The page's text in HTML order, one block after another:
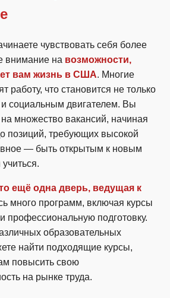
чувствовать себя более
внимание на возможности,
вам жизнь в США. Многие
работу, что становится не только
социальным двигателем. Вы
множество вакансий, начиная
позиций, требующих высокой
— быть открытым к новым
ещё одна дверь, ведущая к
много программ, включая курсы
профессиональную подготовку.
образовательных
найти подходящие курсы,
повысить свою
на рынке труда.